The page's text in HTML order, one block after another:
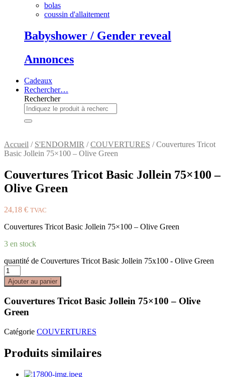
bolas
coussin d'allaitement
Babyshower / Gender reveal
Annonces
Cadeaux
Rechercher…
Rechercher
Accueil / S'ENDORMIR /COUVERTURES / Couvertures Tricot
Basic Jollein 75×100 – Olive Green
Couvertures Tricot Basic Jollein 75×100 –
Olive Green
24,18 € TVAC
Couvertures Tricot Basic Jollein 75×100 – Olive Green
3 en stock
quantité de Couvertures Tricot Basic Jollein 75x100 - Olive Green
Ajouter au panier
Couvertures Tricot Basic Jollein 75×100 – Olive
Green
Catégorie COUVERTURES
Produits similaires